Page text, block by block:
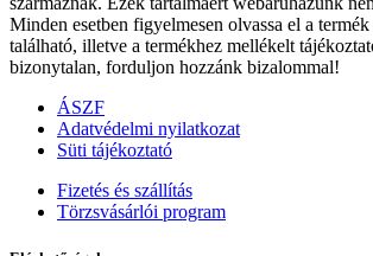
Minden esetben figyelmesen olvassa el a termék
található, illetve a termékhez mellékelt
bizonytalan, forduljon hozzánk bizalommal!
ÁSZF
Adatvédelmi nyilatkozat
Süti tájékoztató
Fizetés és szállítás
Törzsvásárlói program